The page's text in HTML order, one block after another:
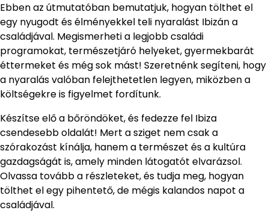
Ebben az útmutatóban bemutatjuk, hogyan tölthet el
egy nyugodt és élményekkel teli nyaralást Ibizán a
családjával. Megismerheti a legjobb családi
programokat, természetjáró helyeket, gyermekbarát
éttermeket és még sok mást! Szeretnénk segíteni, hogy
a nyaralás valóban felejthetetlen legyen, miközben a
költségekre is figyelmet fordítunk.
Készítse elő a bőröndöket, és fedezze fel Ibiza
csendesebb oldalát! Mert a sziget nem csak a
szórakozást kínálja, hanem a természet és a kultúra
gazdagságát is, amely minden látogatót elvarázsol.
Olvassa tovább a részleteket, és tudja meg, hogyan
tölthet el egy pihentető, de mégis kalandos napot a
családjával.